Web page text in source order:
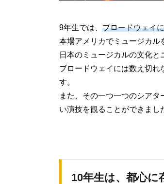
9年生では、 ブロードウェイ
本場アメリカでミュージカル
日本のミュージカルの文化と
ブロードウェイには数え切れ
す。
また、その一つ一つのシア
い演技を観ることができまし
10年生は、都心に